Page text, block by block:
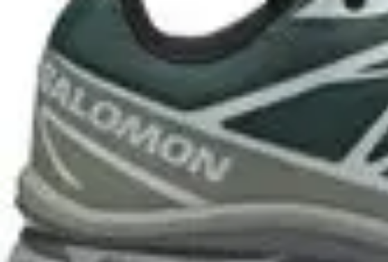
Tutorie Italiani
Tecniche di Tutoring
Strategie di Tutoring Scelta del Tutor InformativoListicle
Tutorie Italiani